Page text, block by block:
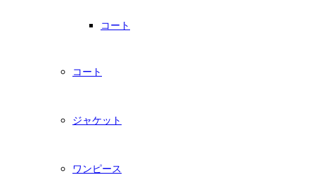
コート
コート
ジャケット
ワンピース